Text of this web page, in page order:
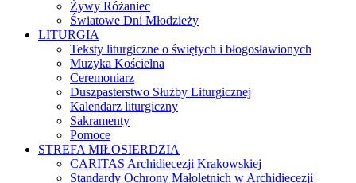
Żywy Różaniec
Światowe Dni Młodzieży
LITURGIA
Teksty liturgiczne o świętych i błogosławionych
Muzyka Kościelna
Ceremoniarz
Duszpasterstwo Służby Liturgicznej
Kalendarz liturgiczny
Sakramenty
Pomoce
STREFA MIŁOSIERDZIA
CARITAS Archidiecezji Krakowskiej
Standardy Ochrony Małoletnich w Archidiecezji